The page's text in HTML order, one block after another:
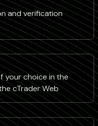
and verification
your choice in the
cTrader Web